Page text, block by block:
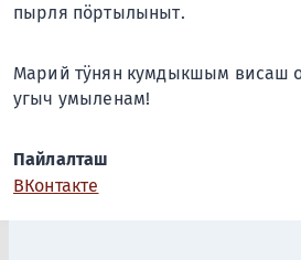
пырля пöртылыныт.
Марий тÿнян кумдыкшым висаш
угыч умыленам!
Пайлалташ
ВКонтакте